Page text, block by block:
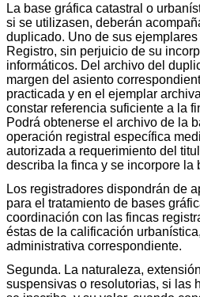
La base gráfica catastral o
si se utilizasen, deberán
duplicado. Uno de sus ejemplares
Registro, sin perjuicio de su
informáticos. Del archivo del
margen del asiento
practicada y en el ejemplar
constar referencia suficiente a la
Podrá obtenerse el archivo de la
operación registral específica
autorizada a requerimiento del
describa la finca y se incorpore la
Los registradores dispondrán de
para el tratamiento de bases
coordinación con las fincas
éstas de la calificación
administrativa correspondiente.
Segunda. La naturaleza,
suspensivas o resolutorias, si las